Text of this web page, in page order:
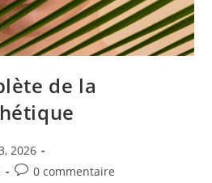
de la
2026
Commentaires
0 commentaire